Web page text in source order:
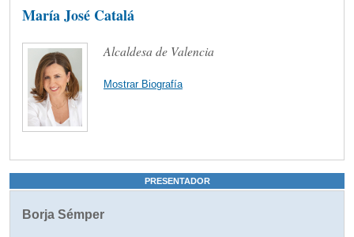
María José Catalá
Alcaldesa de Valencia
Mostrar Biografía
PRESENTADOR
Borja Sémper